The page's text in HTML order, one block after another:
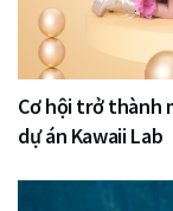
Cơ hội trở thành
dự án Kawaii Lab